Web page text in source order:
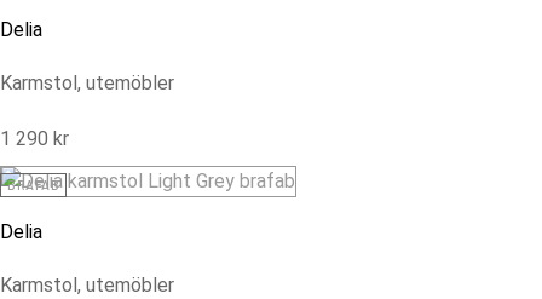
Delia
Karmstol, utemöbler
1 290 kr
BRAFAB
Delia
Karmstol, utemöbler